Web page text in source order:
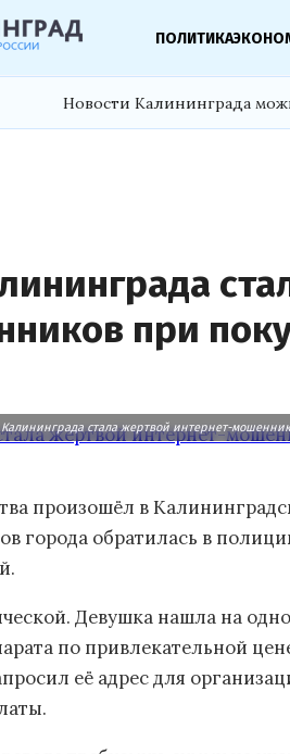
ПОЛИТИКА
Новости Калининграда
при
Калининграда стала жертвой интернет-
произошёл в
города обратилась в
Девушка нашла на
по привлекательной
её адрес для